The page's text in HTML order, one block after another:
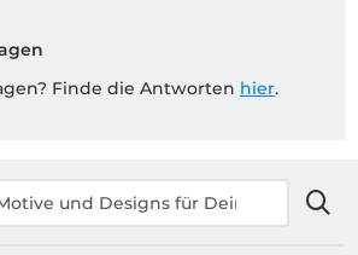
Finde die Antworten hier.